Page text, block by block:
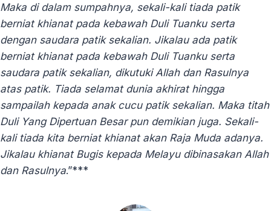
Maka di dalam sumpahnya, sekali-kali tiada patik
berniat khianat pada kebawah Duli Tuanku serta
dengan saudara patik sekalian. Jikalau ada patik
berniat khianat pada kebawah Duli Tuanku serta
saudara patik sekalian, dikutuki Allah dan Rasulnya
atas patik. Tiada selamat dunia akhirat hingga
sampailah kepada anak cucu patik sekalian. Maka titah
Duli Yang Dipertuan Besar pun demikian juga. Sekali-
kalitiada kita berniat khianat akan Raja Muda adanya.
Jikalau khianat Bugis kepada Melayu dibinasakan Allah
dan Rasulnya.”***